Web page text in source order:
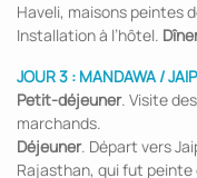
Haveli, maisons peintes
Installation à l’hôtel.
JOUR 3 : MANDAWA /
Petit-déjeuner. Visite
marchands.
Déjeuner. Départ vers
Rajasthan, qui fut